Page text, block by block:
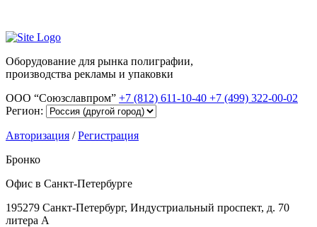
Оборудование для рынка полиграфии,
производства рекламы и упаковки
ООО “Союзславпром” +7 (812) 611-10-40 +7 (499) 322-00-02
Регион:
Авторизация /Регистрация
Бронко
Офис в Санкт-Петербурге
195279 Санкт-Петербург, Индустриальный проспект, д. 70
литера А